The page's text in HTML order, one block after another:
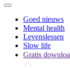
Goed nieuws
Mental health
Levenslessen
Slow life
Gratis